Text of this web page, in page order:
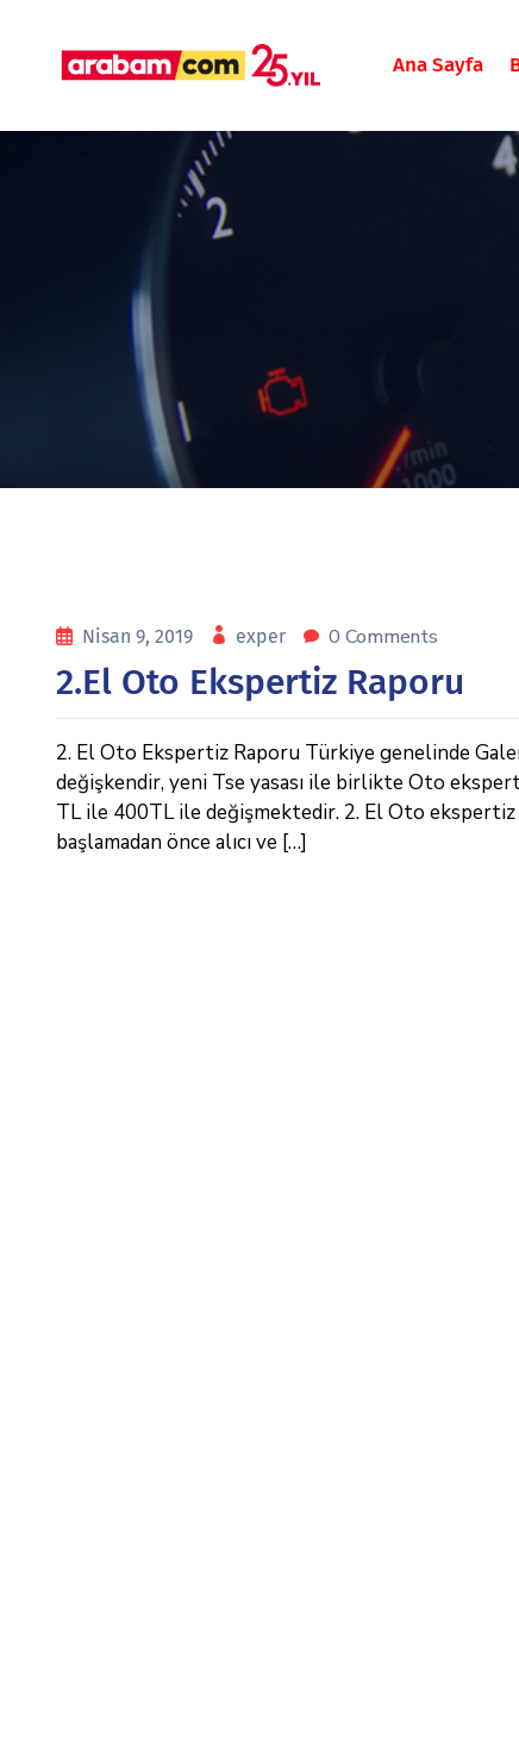
Ana Sayfa
Nisan 9, 2019 exper 0 Comments
2.El Oto Ekspertiz Raporu
2. El Oto Ekspertiz Raporu Türkiye genelinde
değişkendir, yeni Tse yasası ile birlikte Oto
TL ile 400TL ile değişmektedir. 2. El Oto
başlamadan önce alıcı ve […]